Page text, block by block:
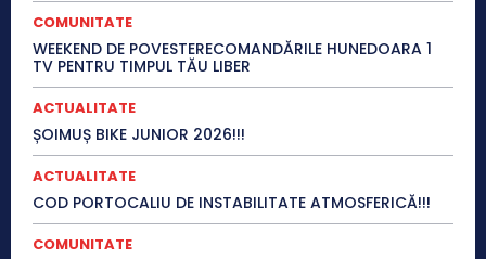
COMUNITATE
WEEKEND DE POVESTERECOMANDĂRILE HUNEDOARA 1
TV PENTRU TIMPUL TĂU LIBER
ACTUALITATE
ȘOIMUȘ BIKE JUNIOR 2026!!!
ACTUALITATE
COD PORTOCALIU DE INSTABILITATE ATMOSFERICĂ!!!
COMUNITATE